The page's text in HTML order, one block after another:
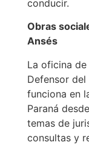
conducir.
Obras
Ansés
La oficina
Defensor
funciona en
Paraná
temas de
consultas y